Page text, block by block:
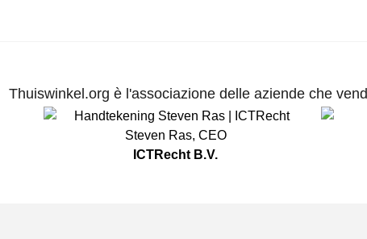
Thuiswinkel.org è l'associazione delle aziende che
Steven Ras, CEO
ICTRecht B.V.